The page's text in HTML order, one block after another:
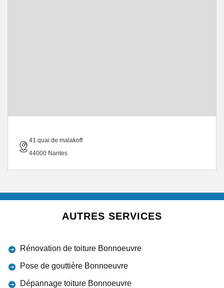
41 quai de malakoff
44000 Nantes
AUTRES SERVICES
Rénovation de toiture Bonnoeuvre
Pose de gouttière Bonnoeuvre
Dépannage toiture Bonnoeuvre